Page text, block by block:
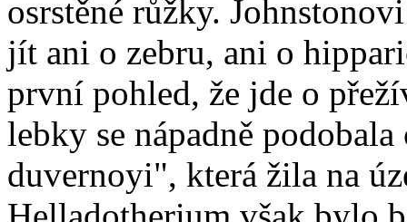
osrstěné růžky.
jít ani o zebru, ani o
první pohled, že jde o
lebky se nápadně
duvernoyi", která žila na